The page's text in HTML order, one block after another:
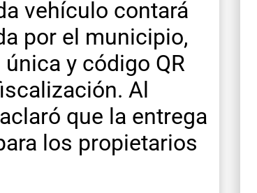
vehículo contará
por el municipio,
y código QR
Al
que la entrega
los propietarios